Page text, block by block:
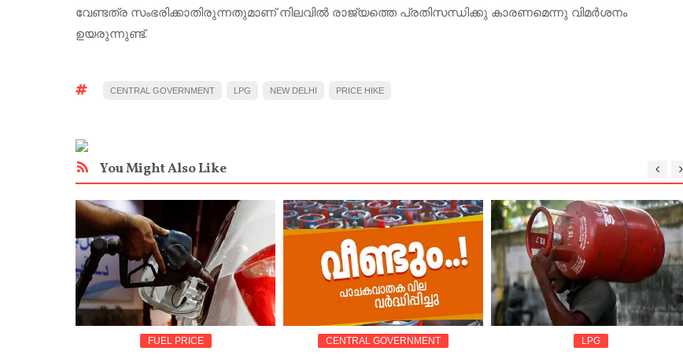
വേണ്ടത്ര സംഭരിക്കാതിരുന്നതുമാണ് നിലവില്‍ രാജ്യത്തെ പ്രതിസന്ധിക്കു കാരണമെന്നു വിമര്‍ശനം
ഉയരുന്നുണ്ട്.
CENTRAL GOVERNMENT LPG NEW DELHI PRICE HIKE
You Might Also Like
FUEL PRICE CENTRAL GOVERNMENT LPG